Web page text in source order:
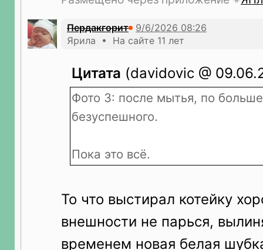
Пердакгорит
Ярила • На сайте 11 лет
Цитата (davidovic @
Фото 3: после мытья, по
безуспешного.
Пока это всё.
То что выстирал котейку
внешности не парься,
временем новая белая